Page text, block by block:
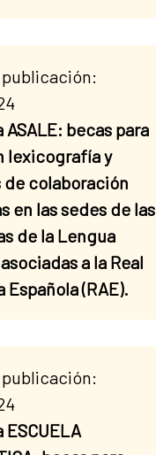
ASALE: becas para
lexicografía y
de colaboración
en las sedes de las
de la Lengua
a la Real
Española (RAE).